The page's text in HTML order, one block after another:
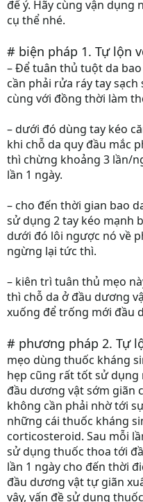
để ý. Hãy cùng vận
cụ thể nhé.
# biện pháp 1. Tự lộn
– Để tuân thủ tuột da
cần phải rửa ráy tay
cùng với đồng thời làm
– dưới đó dùng tay kéo
khi chỗ da quy đầu mắc
thì chừng khoảng 3 lần/
lần 1 ngày.
– cho đến thời gian bao
sử dụng 2 tay kéo mạnh
dưới đó lôi ngược nó về
ngừng lại tức thì.
– kiên trì tuân thủ mẹo
thì chỗ da ở đầu dương
xuống để trống mới đầu
# phương pháp 2. Tự
mẹo dùng thuốc kháng
hẹp cũng rất tốt sử
đầu dương vật sớm giãn
không cần phải nhờ tới
những cái thuốc kháng
corticosteroid. Sau mỗi
sử dụng thuốc thoa tới
lần 1 ngày cho đến thời
đầu dương vật tự giãn
vậy, vấn đề sử dụng